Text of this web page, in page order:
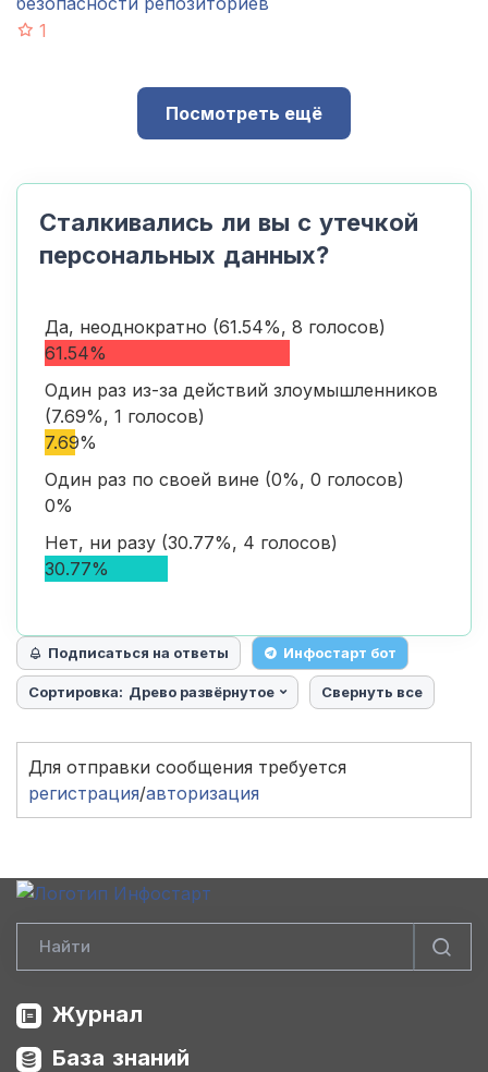
1
Посмотреть ещё
Сталкивались ли вы с утечкой
персональных данных?
Да, неоднократно (61.54%, 8 голосов)
61.54%
Один раз из-за действий злоумышленников
(7.69%, 1 голосов)
7.69%
Один раз по своей вине (0%, 0 голосов)
0%
Нет, ни разу (30.77%, 4 голосов)
30.77%
Подписаться на ответы Инфостарт бот
Сортировка: Древо развёрнутое Свернуть все
Для отправки сообщения требуется
регистрация/авторизация
Журнал
База знаний